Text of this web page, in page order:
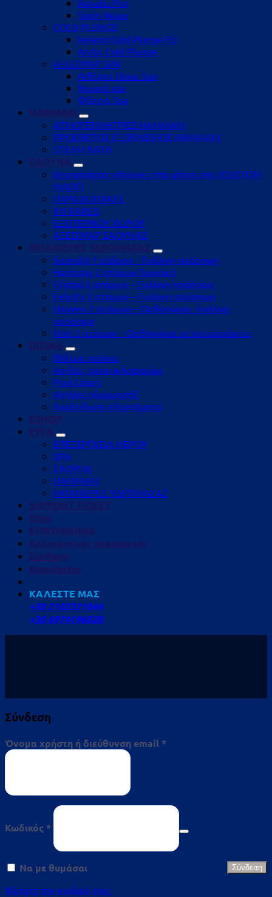
Swim Wave
COLD PLUNGE
Iceland Cold Plunge EU
Arctic Cold Plunge
ΑΞΕΣΟΥΑΡ SPA
Αιθέρια έλαια Spa
Χημικά spa
Φίλτρα Spa
HAMMAM
ΑΤΜΟΓΕΝΝΗΤΡΙΕΣ HAMMAM
ΠΡΟΣΘΕΤΟΣ ΕΞΟΠΛΙΣΜΟΣ HAMMAM
STEAM BATH
ΣΑΟΥΝΑ
Χειροποίητες σάουνες στα μέτρα σας (CUSTOM
MADE)
ΠΑΡΑΔΟΣΙΑΚΕΣ
INFRARED
ΕΞΩΤΕΡΙΚΟΥ ΧΩΡΟΥ
ΑΞΕΣΟΥΑΡ ΣΑΟΥΝΑΣ
ΜΠΑΝΙΕΡΕΣ ΥΔΡΟΜΑΣΑΖ
Serenity 1 ατόμου – Γυάλινη πρόσοψη
Harmony 2 ατόμων Γωνιακή
Crystal 2 ατόμων – Γυάλινη πρόσοψη
Felicity 2 ατόμων – Γυάλινη πρόσοψη
Heaven 2 ατόμων – Ορθογώνια -Γυάλινη
πρόσοψη
Noir 2 ατόμων – Ορθογώνια με καταρράκτες
ΠΙΣΙΝΑ
Φίλτρα πισίνας
Αντλίες ανακυκλοφορίας
Pool Liners
Αντλίες υδρομασάζ
Ανοξείδωτα εξαρτήματα
ESHOP
ΕΡΓΑ
ΕΠΕΞΕΡΓΑΣΙΑ ΝΕΡΟΥ
SPA
ΣΑΟΥΝΑ
HAMMAM
ΜΠΑΝΙΕΡΕΣ ΥΔΡΟΜΑΣΑΖ
SUPPORT TICKET
Blog
ΕΠΙΚΟΙΝΩΝΙΑ
Καλοκαιρινές προσφορές
Σύνδεση
Newsletter
ΚΑΛΕΣΤΕ ΜΑΣ
+30 2102321044
+30 6974196828
Σύνδεση
Όνομα χρήστη ή διεύθυνση email *
Κωδικός *
Απαιτείται
Να με θυμάσαι Σύνδεση
Χάσατε τον κωδικό σας;